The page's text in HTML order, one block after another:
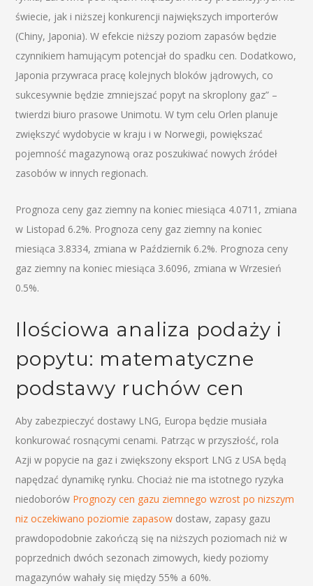
świecie, jak i niższej konkurencji największych importerów
(Chiny, Japonia). W efekcie niższy poziom zapasów będzie
czynnikiem hamującym potencjał do spadku cen. Dodatkowo,
Japonia przywraca pracę kolejnych bloków jądrowych, co
sukcesywnie będzie zmniejszać popyt na skroplony gaz” –
twierdzi biuro prasowe Unimotu. W tym celu Orlen planuje
zwiększyć wydobycie w kraju i w Norwegii, powiększać
pojemność magazynową oraz poszukiwać nowych źródeł
zasobów w innych regionach.
Prognoza ceny gaz ziemny na koniec miesiąca 4.0711, zmiana
w Listopad 6.2%. Prognoza ceny gaz ziemny na koniec
miesiąca 3.8334, zmiana w Październik 6.2%. Prognoza ceny
gaz ziemny na koniec miesiąca 3.6096, zmiana w Wrzesień
0.5%.
Ilościowa analiza podaży i
popytu: matematyczne
podstawy ruchów cen
Aby zabezpieczyć dostawy LNG, Europa będzie musiała
konkurować rosnącymi cenami. Patrząc w przyszłość, rola
Azji w popycie na gaz i zwiększony eksport LNG z USA będą
napędzać dynamikę rynku. Chociaż nie ma istotnego ryzyka
niedoborów Prognozy cen gazu ziemnego wzrost po nizszym
niz oczekiwano poziomie zapasow dostaw, zapasy gazu
prawdopodobnie zakończą się na niższych poziomach niż w
poprzednich dwóch sezonach zimowych, kiedy poziomy
magazynów wahały się między 55% a 60%.